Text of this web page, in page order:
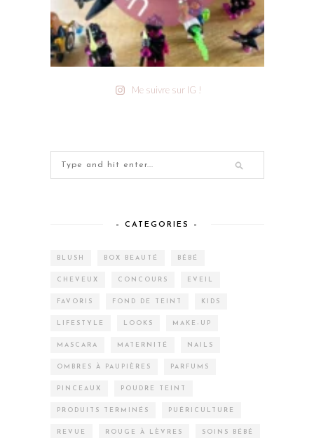
Me suivre sur IG !
– CATEGORIES –
BLUSH BOX BEAUTÉ BÉBÉ
CHEVEUX CONCOURS EVEIL
FAVORIS FOND DE TEINT KIDS
LIFESTYLE LOOKS MAKE-UP
MASCARA MATERNITÉ NAILS
OMBRES À PAUPIÈRES PARFUMS
PINCEAUX POUDRE TEINT
PRODUITS TERMINÉS PUÉRICULTURE
REVUE ROUGE À LÈVRES SOINS BÉBÉ